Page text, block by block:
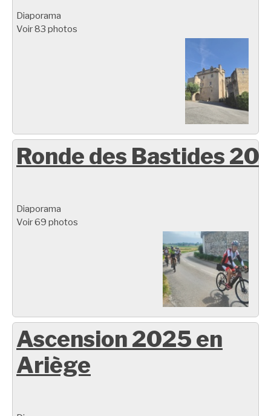
Diaporama
Voir 83 photos
Ronde des Bastides
Diaporama
Voir 69 photos
Ascension 2025 en
Ariège